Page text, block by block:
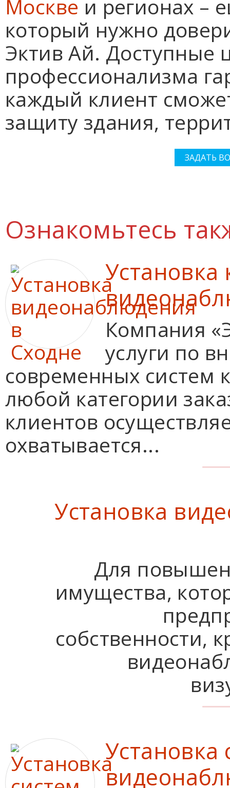
Москве и регионах –
который нужно
Эктив Ай. Доступные
профессионализма
каждый клиент
защиту здания,
ЗАДАТЬ
Ознакомьтесь
Установка
Компания
услуги по
современных систем
любой категории
клиентов
охватывается...
Установка
Для
имущества,
собственности,
Установка